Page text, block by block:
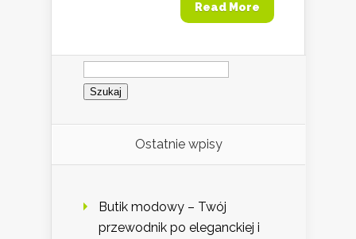
Read More
Szukaj:
Ostatnie wpisy
Butik modowy – Twój
przewodnik po eleganckiej i